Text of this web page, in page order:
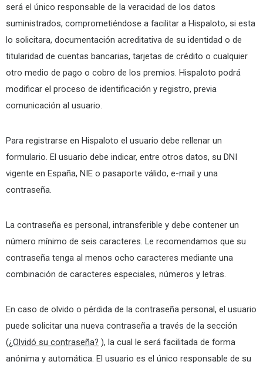
será el único responsable de la veracidad de los datos
suministrados, comprometiéndose a facilitar a Hispaloto, si esta
lo solicitara, documentación acreditativa de su identidad o de
titularidad de cuentas bancarias, tarjetas de crédito o cualquier
otro medio de pago o cobro de los premios. Hispaloto podrá
modificar el proceso de identificación y registro, previa
comunicación al usuario.
Para registrarse en Hispaloto el usuario debe rellenar un
formulario. El usuario debe indicar, entre otros datos, su DNI
vigente en España, NIE o pasaporte válido, e-mail y una
contraseña.
La contraseña es personal, intransferible y debe contener un
número mínimo de seis caracteres. Le recomendamos que su
contraseña tenga al menos ocho caracteres mediante una
combinación de caracteres especiales, números y letras.
En caso de olvido o pérdida de la contraseña personal, el usuario
puede solicitar una nueva contraseña a través de la sección
(¿Olvidó su contraseña? ), la cual le será facilitada de forma
anónima y automática. El usuario es el único responsable de su